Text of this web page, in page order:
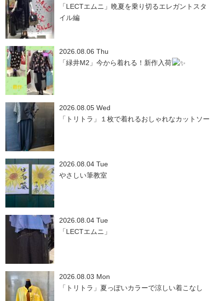
「LECTエムニ」晩夏を乗り切るエレガントスタ
イル編
2026.08.06 Thu
「緑井M2」今から着れる！新作入荷
2026.08.05 Wed
「トリトラ」１枚で着れるおしゃれなカットソー
2026.08.04 Tue
やさしい筆教室
2026.08.04 Tue
「LECTエムニ」
2026.08.03 Mon
「トリトラ」夏っぽいカラーで涼しい着こなし